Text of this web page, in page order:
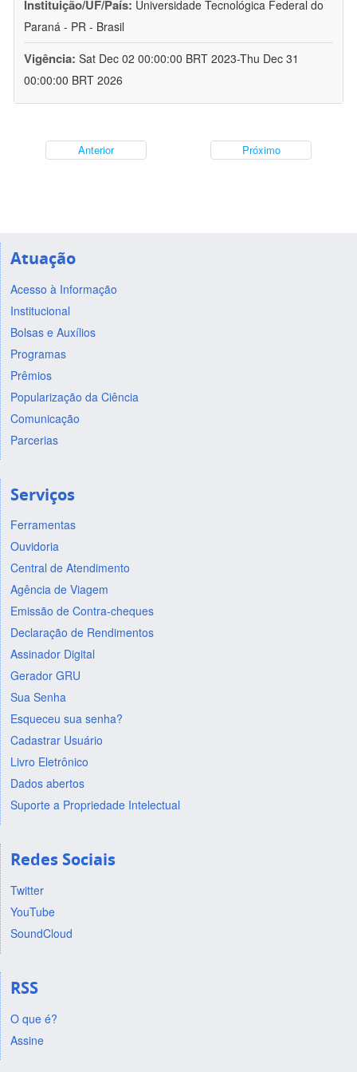
Instituição/UF/País: Universidade Tecnológica Federal do
Paraná - PR - Brasil
Vigência: Sat Dec 02 00:00:00 BRT 2023-Thu Dec 31
00:00:00 BRT 2026
Anterior Próximo
Atuação
Acesso à Informação
Institucional
Bolsas e Auxílios
Programas
Prêmios
Popularização da Ciência
Comunicação
Parcerias
Serviços
Ferramentas
Ouvidoria
Central de Atendimento
Agência de Viagem
Emissão de Contra-cheques
Declaração de Rendimentos
Assinador Digital
Gerador GRU
Sua Senha
Esqueceu sua senha?
Cadastrar Usuário
Livro Eletrônico
Dados abertos
Suporte a Propriedade Intelectual
Redes Sociais
Twitter
YouTube
SoundCloud
RSS
O que é?
Assine